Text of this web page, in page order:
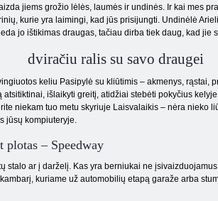
jiems grožio lėlės, laumės ir undinės. Ir kai mes
kurie yra laimingi, kad jūs prisijungti. Undinėlė
jo ištikimas draugas, tačiau dirba tiek daug, kad jie
dviračiu ralis su savo draugei
keliu Pasipylė su kliūtimis – akmenys, rąstai,
išlaikyti greitį, atidžiai stebėti pokyčius
niekam tuo metu skyriuje Laisvalaikis – nėra nieko
jūsų kompiuteryje.
plotas – Speedway
ar į darželį. Kas yra berniukai ne
kuriame už automobilių etapą garaže arba